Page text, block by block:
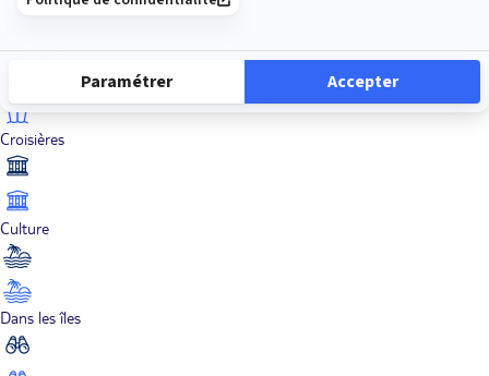
City Trips
Croisières
Culture
Dans les îles